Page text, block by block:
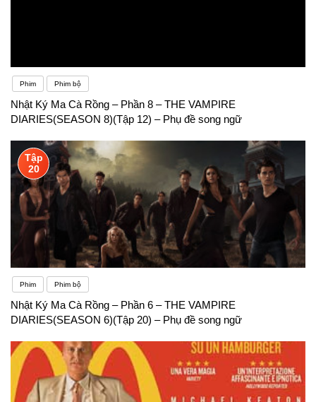
Phim Phim bộ
Nhật Ký Ma Cà Rồng – Phần 8 – THE VAMPIRE
DIARIES(SEASON 8)(Tập 12) – Phụ đề song ngữ
Tập
20
Phim Phim bộ
Nhật Ký Ma Cà Rồng – Phần 6 – THE VAMPIRE
DIARIES(SEASON 6)(Tập 20) – Phụ đề song ngữ